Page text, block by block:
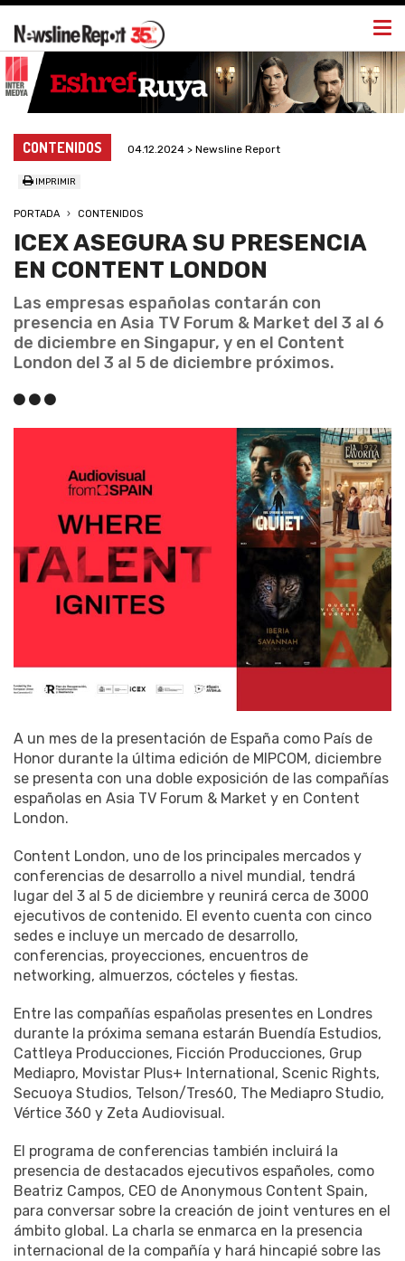
CONTENIDOS 04.12.2024 > Newsline Report
IMPRIMIR
PORTADA CONTENIDOS
ICEX ASEGURA SU PRESENCIA
EN CONTENT LONDON
Las empresas españolas contarán con
presencia en Asia TV Forum & Market del 3 al 6
de diciembre en Singapur, y en el Content
London del 3 al 5 de diciembre próximos.
A un mes de la presentación de España como País de
Honor durante la última edición de MIPCOM, diciembre
se presenta con una doble exposición de las compañías
españolas en Asia TV Forum & Market y en Content
London.
Content London, uno de los principales mercados y
conferencias de desarrollo a nivel mundial, tendrá
lugar del 3 al 5 de diciembre y reunirá cerca de 3000
ejecutivos de contenido. El evento cuenta con cinco
sedes e incluye un mercado de desarrollo,
conferencias, proyecciones, encuentros de
networking, almuerzos, cócteles y fiestas.
Entre las compañías españolas presentes en Londres
durante la próxima semana estarán Buendía Estudios,
Cattleya Producciones, Ficción Producciones, Grup
Mediapro, Movistar Plus+ International, Scenic Rights,
Secuoya Studios, Telson/Tres60, The Mediapro Studio,
Vértice 360 y Zeta Audiovisual.
El programa de conferencias también incluirá la
presencia de destacados ejecutivos españoles, como
Beatriz Campos, CEO de Anonymous Content Spain,
para conversar sobre la creación de joint ventures en el
ámbito global. La charla se enmarca en la presencia
internacional de la compañía y hará hincapié sobre las